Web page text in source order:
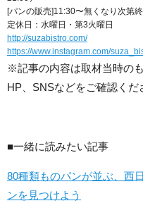
[パンの販売]11:30〜無くなり次第
定休日：水曜日・第3火曜日
http://suzabistro.com/
https://www.instagram.com/
※記事の内容は取材当時の
HP、SNSなどをご確認くだ
■一緒に読みたい記事
80種類ものパンが並ぶ、西
ンを見つけよう